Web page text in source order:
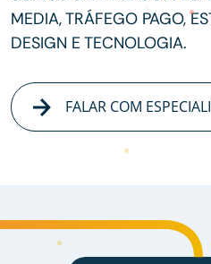
MEDIA, TRÁFEGO PAGO,
DESIGN E TECNOLOGIA.
FALAR COM